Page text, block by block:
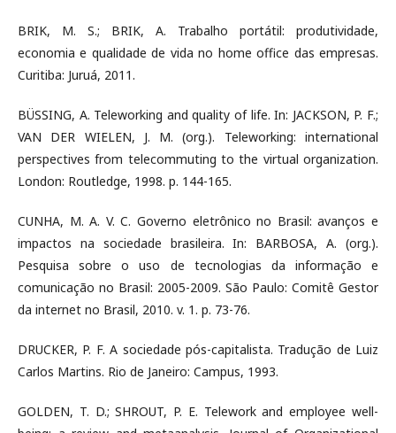
BRIK, M. S.; BRIK, A. Trabalho portátil: produtividade,
economia e qualidade de vida no home office das empresas.
Curitiba: Juruá, 2011.
BÜSSING, A. Teleworking and quality of life. In: JACKSON, P. F.;
VAN DER WIELEN, J. M. (org.). Teleworking: international
perspectives from telecommuting to the virtual organization.
London: Routledge, 1998. p. 144-165.
CUNHA, M. A. V. C. Governo eletrônico no Brasil: avanços e
impactos na sociedade brasileira. In: BARBOSA, A. (org.).
Pesquisa sobre o uso de tecnologias da informação e
comunicação no Brasil: 2005-2009. São Paulo: Comitê Gestor
da internet no Brasil, 2010. v. 1. p. 73-76.
DRUCKER, P. F. A sociedade pós-capitalista. Tradução de Luiz
Carlos Martins. Rio de Janeiro: Campus, 1993.
GOLDEN, T. D.; SHROUT, P. E. Telework and employee well-